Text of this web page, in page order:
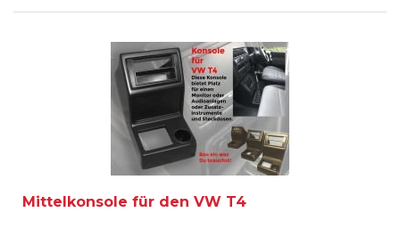
Mittelkonsole für den VW T4